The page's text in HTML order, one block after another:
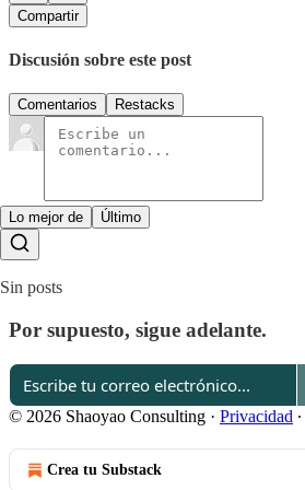
Compartir
Discusión sobre este post
Comentarios Restacks
Lo mejor de Último
Sin posts
Por supuesto, sigue adelante.
© 2026 Shaoyao Consulting · Privacidad ∙
Crea tu Substack